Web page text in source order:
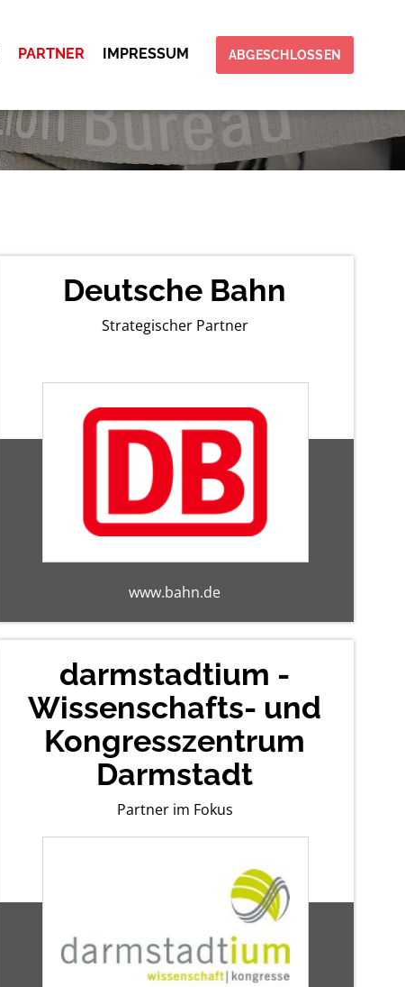
PARTNER IMPRESSUM ABGESCHLOSSEN
Deutsche Bahn
Strategischer Partner
www.bahn.de
darmstadtium -
Wissenschafts- und
Kongresszentrum
Darmstadt
Partner im Fokus